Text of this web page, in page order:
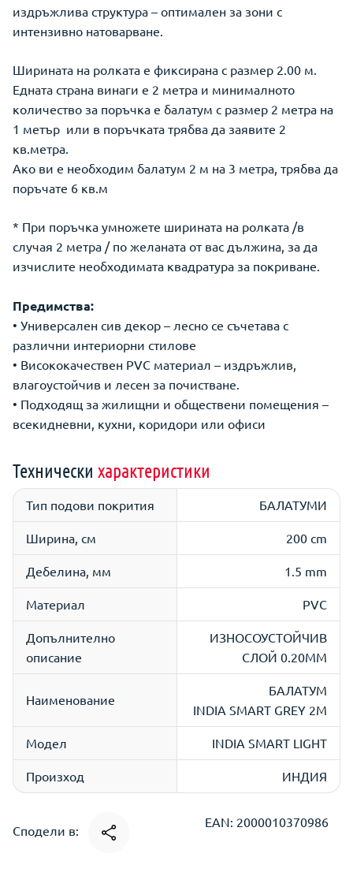
издръжлива структура – оптимален за зони с
интензивно натоварване.
Ширината на ролката е фиксирана с размер 2.00 м.
Едната страна винаги е 2 метра и минималното
количество за поръчка е балатум с размер 2 метра на
1 метър или в поръчката трябва да заявите 2
кв.метра.
Ако ви е необходим балатум 2 м на 3 метра, трябва да
поръчате 6 кв.м
* При поръчка умножете ширината на ролката /в
случая 2 метра / по желаната от вас дължина, за да
изчислите необходимата квадратура за покриване.
Предимства:
• Универсален сив декор – лесно се съчетава с
различни интериорни стилове
• Висококачествен PVC материал – издръжлив,
влагоустойчив и лесен за почистване.
• Подходящ за жилищни и обществени помещения –
всекидневни, кухни, коридори или офиси
Технически характеристики
Тип подови покрития БАЛАТУМИ
Ширина, см 200 cm
Дебелина, мм 1.5 mm
Материал PVC
Допълнително
описание
ИЗНОСОУСТОЙЧИВ
СЛОЙ 0.20ММ
Наименование
БАЛАТУМ
INDIA SMART GREY 2M
Модел INDIA SMART LIGHT
Произход ИНДИЯ
Сподели в:
EAN: 2000010370986